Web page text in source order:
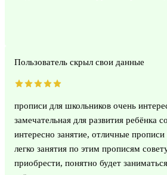
Пользователь скрыл свои данные
прописи для школьников очень
замечательная для развития ребёнка
интересно занятие, отличные
легко занятия по этим прописям
приобрести, понятно будет